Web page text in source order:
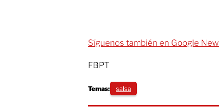
Síguenos también en Google
FBPT
Temas: salsa